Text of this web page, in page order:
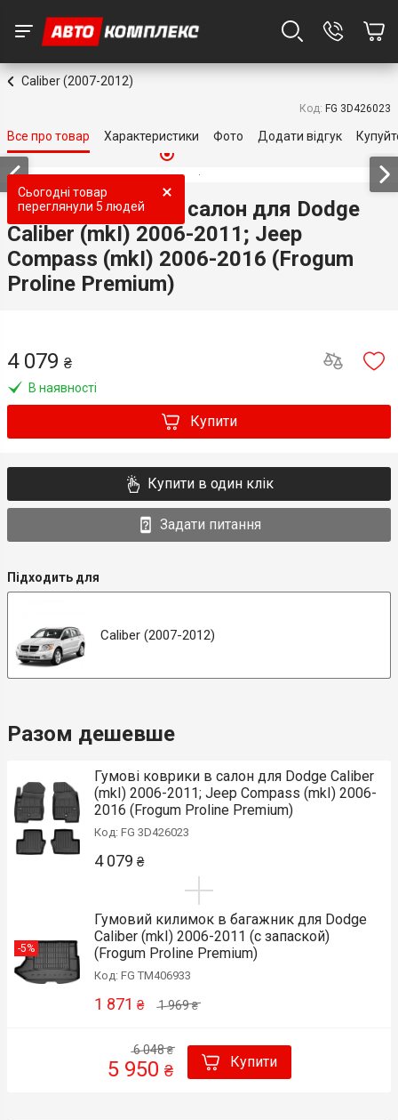
Caliber (2007-2012)
Код: FG 3D426023
Все про товар Характеристики Фото Додати відгук
Сьогодні товар
переглянули 5 людей
Гумові коврики в салон для Dodge
Caliber (mkI) 2006-2011; Jeep
Compass (mkI) 2006-2016 (Frogum
Proline Premium)
4 079 ₴
В наявності
Купити
Купити в один клік
Задати питання
Підходить для
Caliber (2007-2012)
Разом дешевше
Гумові коврики в салон для Dodge Caliber
(mkI) 2006-2011; Jeep Compass (mkI) 2006-
2016 (Frogum Proline Premium)
Код: FG 3D426023
4 079 ₴
-5%
Гумовий килимок в багажник для Dodge
Caliber (mkI) 2006-2011 (с запаской)
(Frogum Proline Premium)
Код: FG TM406933
1 969₴
1 871 ₴
6 048₴
5 950 ₴ Купити